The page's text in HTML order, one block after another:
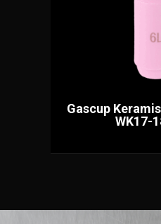
Gascup
WK17-